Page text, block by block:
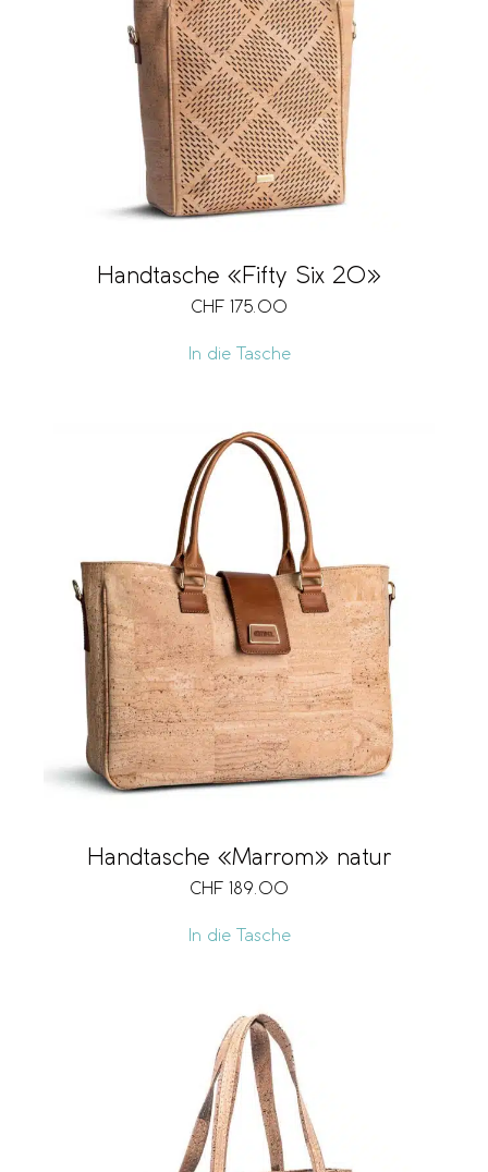
Handtasche «Fifty Six 20»
CHF 175.00
In die Tasche
Handtasche «Marrom» natur
CHF 189.00
In die Tasche